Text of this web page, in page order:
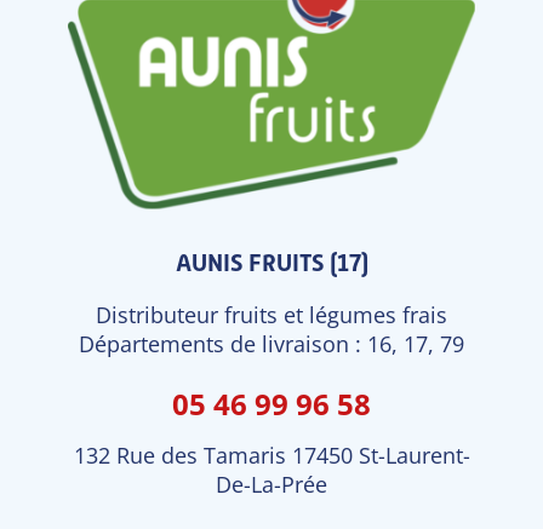
AUNIS FRUITS (17)
Distributeur fruits et légumes frais
Départements de livraison : 16, 17, 79
05 46 99 96 58
132 Rue des Tamaris 17450 St-Laurent-
De-La-Prée